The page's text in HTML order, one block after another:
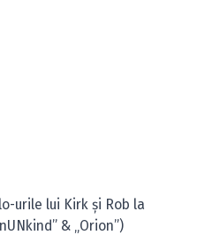
urile lui Kirk şi Rob la
& „Orion”)